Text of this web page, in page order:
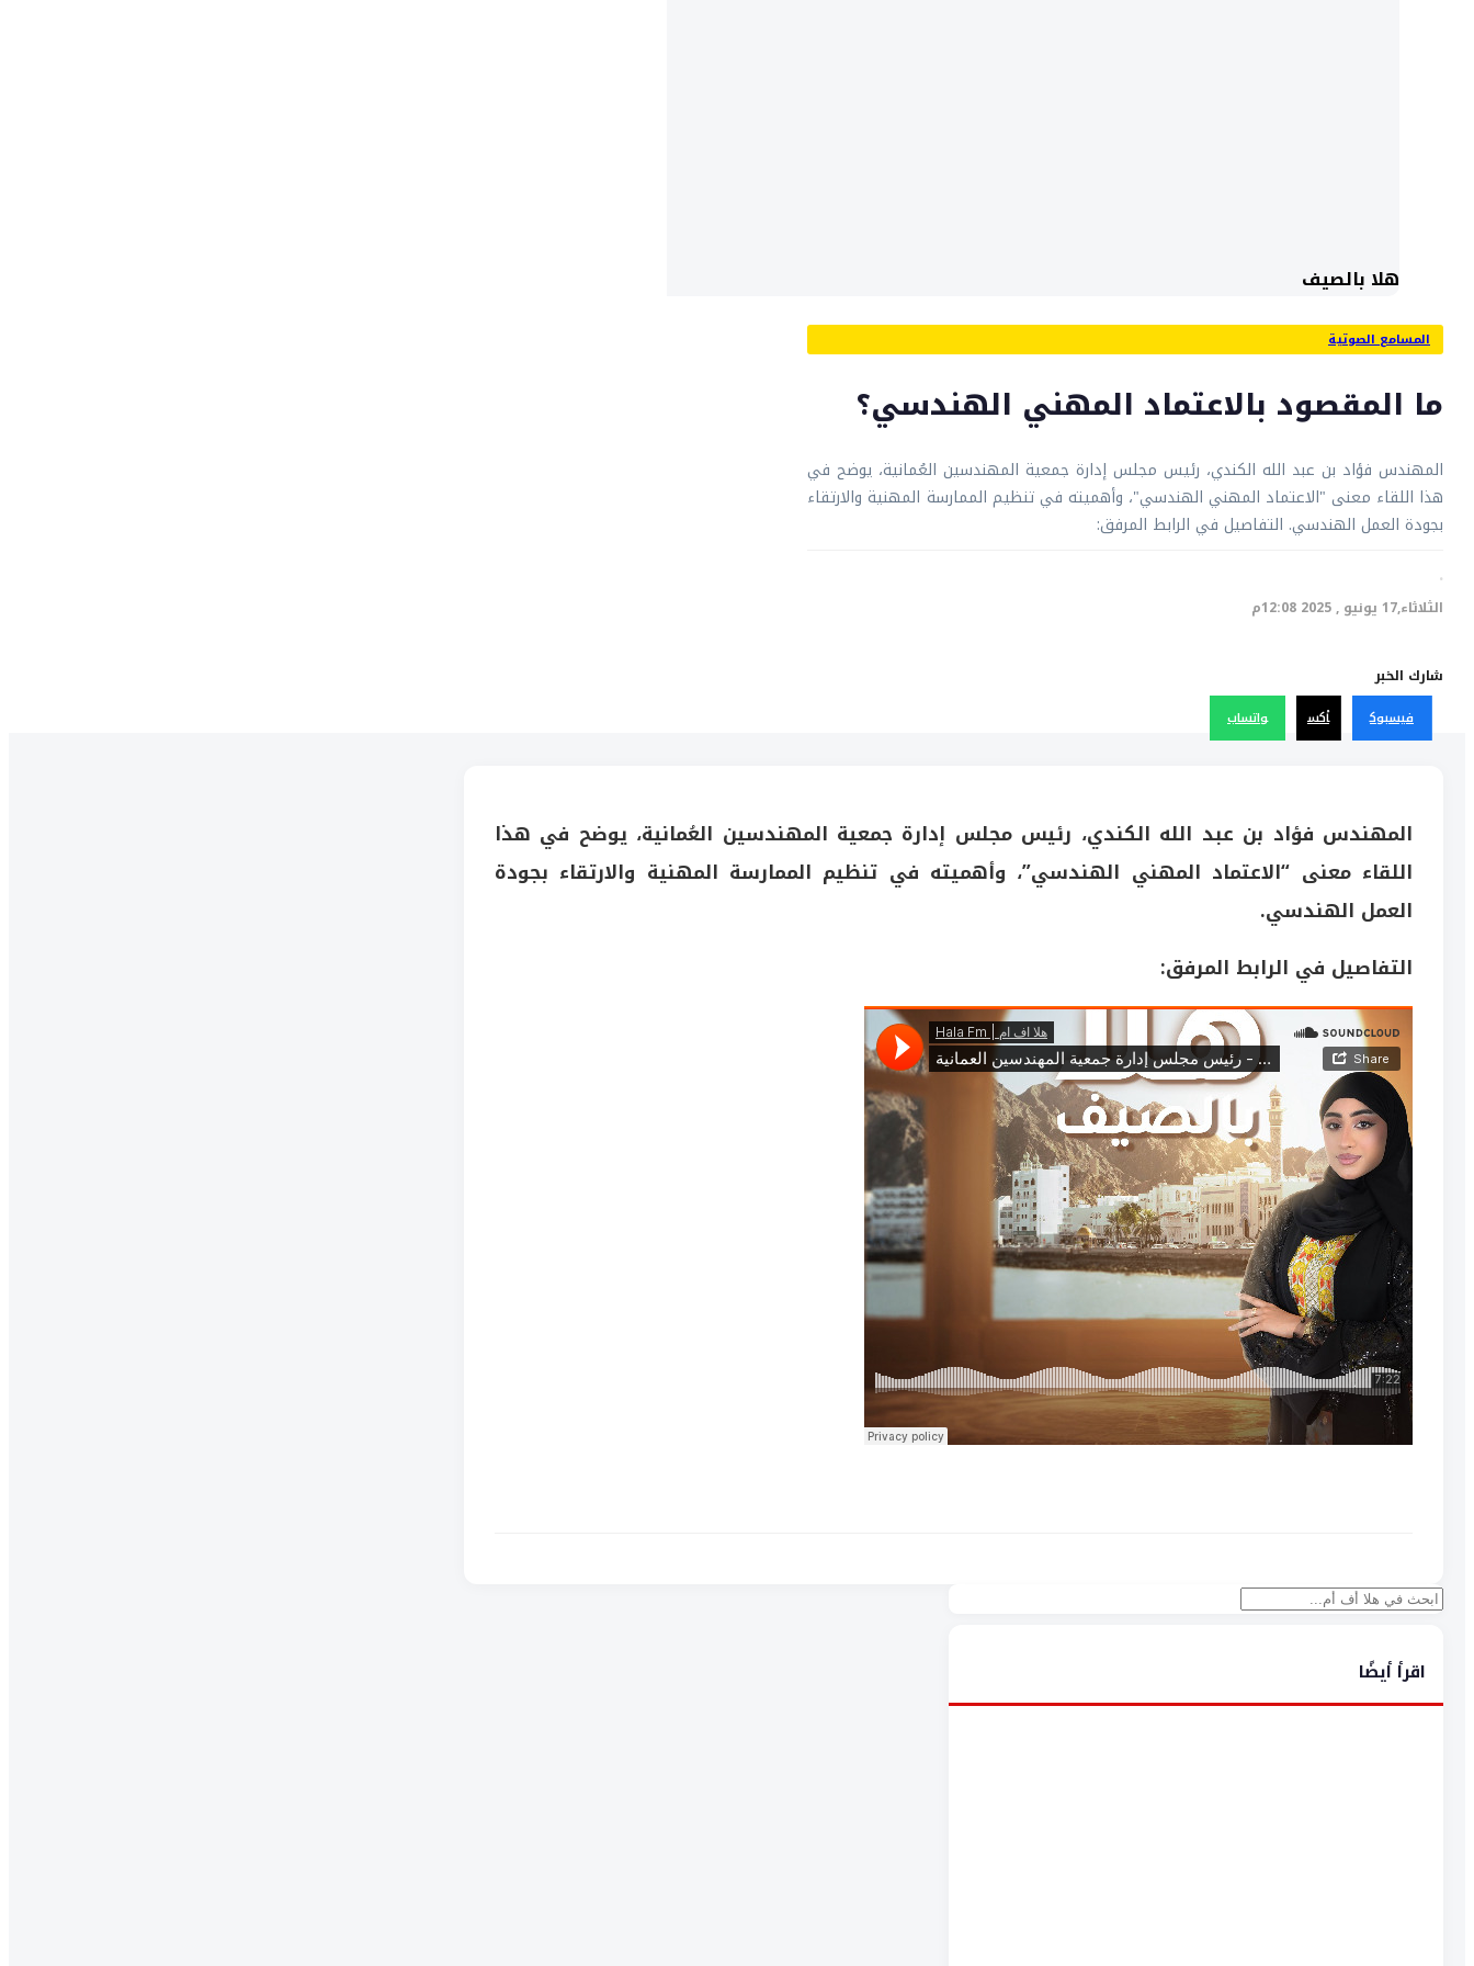
هلا بالصيف
المسامع الصوتية
ما المقصود بالاعتماد المهني الهندسي؟
المهندس فؤاد بن عبد الله الكندي، رئيس مجلس إدارة جمعية المهندسين العُمانية، يوضح في
هذا اللقاء معنى "الاعتماد المهني الهندسي"، وأهميته في تنظيم الممارسة المهنية والارتقاء
بجودة العمل الهندسي. التفاصيل في الرابط المرفق:
·
الثلاثاء,17 يونيو , 2025 12:08م
شارك الخبر
فيسبوك أكس واتساب
المهندس فؤاد بن عبد الله الكندي، رئيس مجلس إدارة جمعية المهندسين العُمانية، يوضح في هذا
اللقاء معنى “الاعتماد المهني الهندسي”، وأهميته في تنظيم الممارسة المهنية والارتقاء بجودة
العمل الهندسي.
التفاصيل في الرابط المرفق:
بحث
اقرأ أيضًا